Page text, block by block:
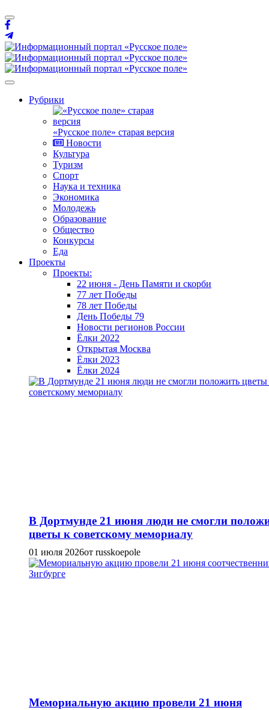
Рубрики
«Русское поле» старая версия
Новости
Культура
Туризм
Спорт
Наука и техника
Экономика
Молодежь
Образование
Общество
Конкурсы
Еда
Проекты
Проекты:
22 июня - День Памяти и скорби
77 лет Победы
78 лет Победы
День Победы 79
Новости регионов России
Ёлки 2022
Открытая Москва
Ёлки 2023
Ёлки 2024
В Дортмунде 21 июня люди не смогли
цветы к советскому мемориалу
01 июля 2026от russkoepole
Мемориальную акцию провели 21 июня